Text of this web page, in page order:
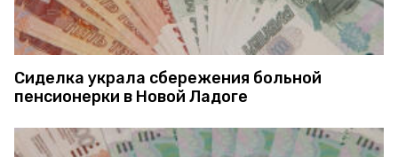
Сиделка украла сбережения больной
пенсионерки в Новой Ладоге